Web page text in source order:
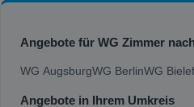
Angebote für WG Zimmer
WG AugsburgWG BerlinWG
Angebote in Ihrem Umkreis